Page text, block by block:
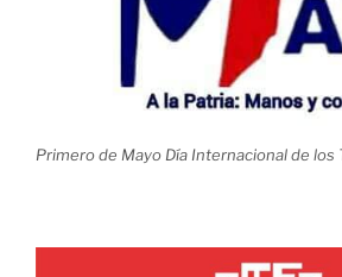
Primero de Mayo Día Internacional de los